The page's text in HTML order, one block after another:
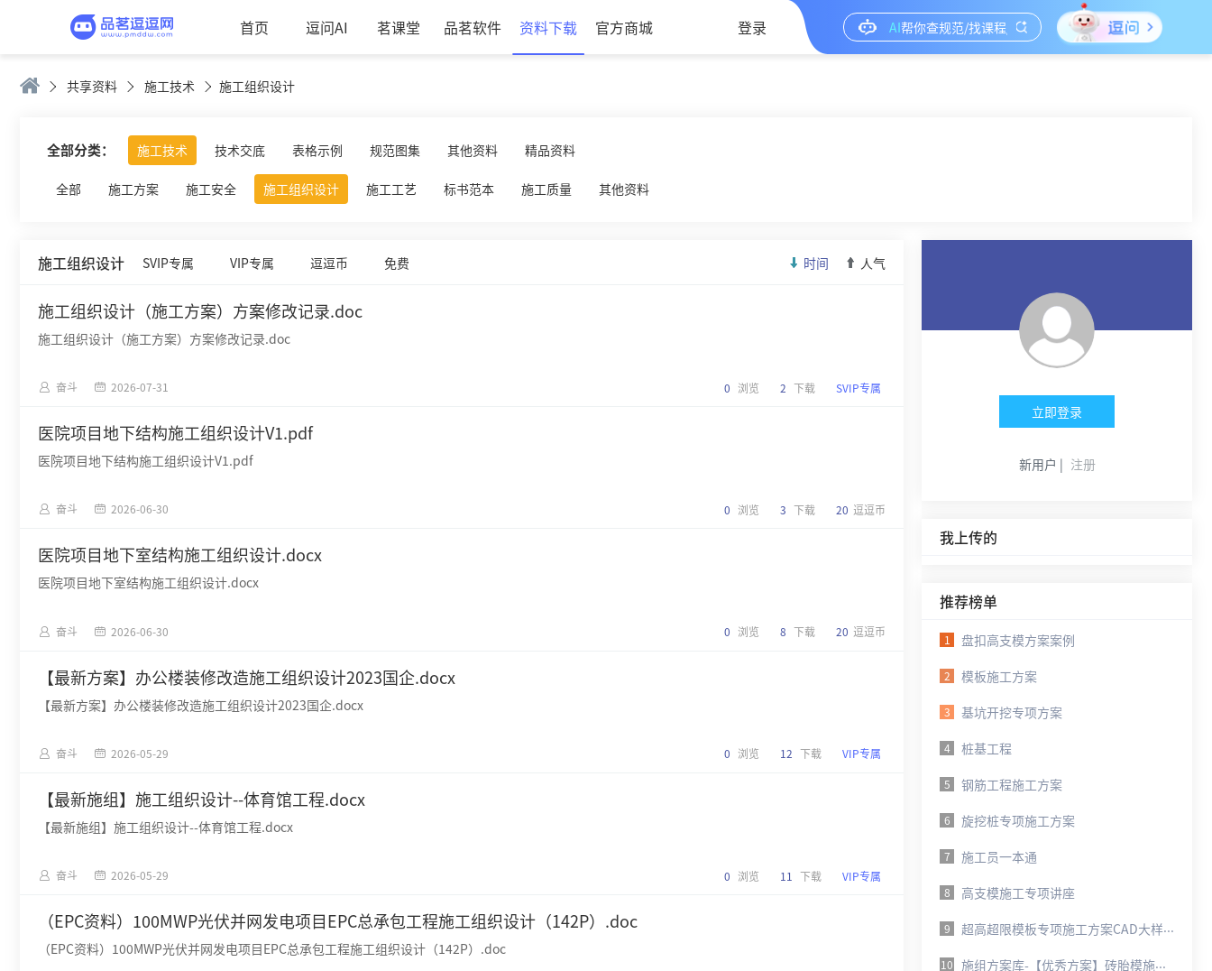
首页 逗问AI 茗课堂 品茗软件 资料下载 官方商城 登录
共享资料 施工技术 施工组织设计
全部分类： 施工技术 技术交底 表格示例 规范图集 其他资料 精品资料
全部 施工方案 施工安全 施工组织设计 施工工艺 标书范本 施工质量 其他资料
施工组织设计 SVIP专属 VIP专属 逗逗币 免费 时间 人气
施工组织设计（施工方案）方案修改记录.doc
施工组织设计（施工方案）方案修改记录.doc
奋斗 2026-07-31 0 浏览 2 下载 SVIP专属
医院项目地下结构施工组织设计V1.pdf
医院项目地下结构施工组织设计V1.pdf
奋斗 2026-06-30 0 浏览 3 下载 20 逗逗币
医院项目地下室结构施工组织设计.docx
医院项目地下室结构施工组织设计.docx
奋斗 2026-06-30 0 浏览 8 下载 20 逗逗币
【最新方案】办公楼装修改造施工组织设计2023国企.docx
【最新方案】办公楼装修改造施工组织设计2023国企.docx
奋斗 2026-05-29 0 浏览 12 下载 VIP专属
【最新施组】施工组织设计--体育馆工程.docx
【最新施组】施工组织设计--体育馆工程.docx
奋斗 2026-05-29 0 浏览 11 下载 VIP专属
（EPC资料）100MWP光伏并网发电项目EPC总承包工程施工组织设计（142P）.doc
（EPC资料）100MWP光伏并网发电项目EPC总承包工程施工组织设计（142P）.doc
立即登录
新用户 | 注册
我上传的
推荐榜单
1 盘扣高支模方案案例
2 模板施工方案
3 基坑开挖专项方案
4 桩基工程
5 钢筋工程施工方案
6 旋挖桩专项施工方案
7 施工员一本通
8 高支模施工专项讲座
9 超高超限模板专项施工方案CAD大样图例+方案范本（2024版）.docx
10 施组方案库-【优秀方案】砖胎模施工方案--江东核心区6#地块（总包二分）.pdf